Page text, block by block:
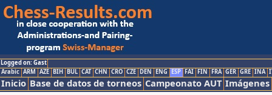
Logged on: Gast
Arabic ARM AZE BIH BUL CAT CHN CRO CZE DEN ENG ESP FAI FIN FRA GER GRE INA
Inicio Base de datos de torneos Campeonato AUT Imágenes